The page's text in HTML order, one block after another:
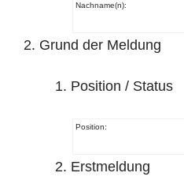
Nachname(n):
Grund der Meldung
Position / Status
Position:
Erstmeldung